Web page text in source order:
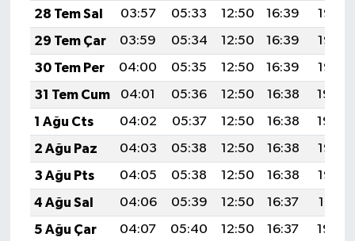
28 Tem Sal
03:57 05:33 12:50 16:39
19:57
29 Tem Çar
03:59 05:34 12:50 16:39
19:56
30 Tem Per
04:00 05:35 12:50 16:39
19:55
31 Tem Cum
04:01 05:36 12:50 16:38
19:54
1 Ağu Cts
04:02 05:37 12:50 16:38
19:54
2 Ağu Paz
04:03 05:38 12:50 16:38
19:53
3 Ağu Pts
04:05 05:38 12:50 16:38
19:52
4 Ağu Sal
04:06 05:39 12:50 16:37
19:51
5 Ağu Çar
04:07 05:40 12:50 16:37 19:50